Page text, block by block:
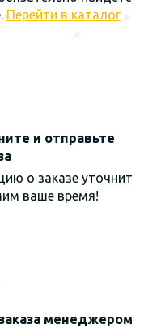
Перейти в каталог
и отправьте
о заказе уточнит
ваше время!
менеджером